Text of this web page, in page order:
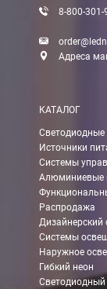
Доставка:
Вы можете
В Москве
БЕСПЛАТНАЯ
При заказе
В Москве и
При заказе
8-800-301-
Адреса
КАТАЛОГ
Светодиодные
Источники
Системы
Алюминиевые
Распродажа
Дизайнерский
Системы
Наружное
Гибкий неон
Светодиодный